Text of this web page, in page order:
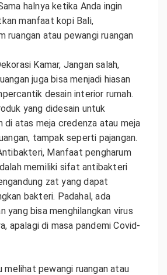
halnya ketika Anda ingin
manfaat kopi Bali,
ruangan atau pewangi ruangan
Kamar, Jangan salah,
juga bisa menjadi hiasan
desain interior rumah.
yang didesain untuk
di atas meja credenza atau meja
tampak seperti pajangan.
Manfaat pengharum
memiliki sifat antibakteri
zat yang dapat
bakteri. Padahal, ada
yang bisa menghilangkan virus
apalagi di masa pandemi Covid-
melihat pewangi ruangan atau